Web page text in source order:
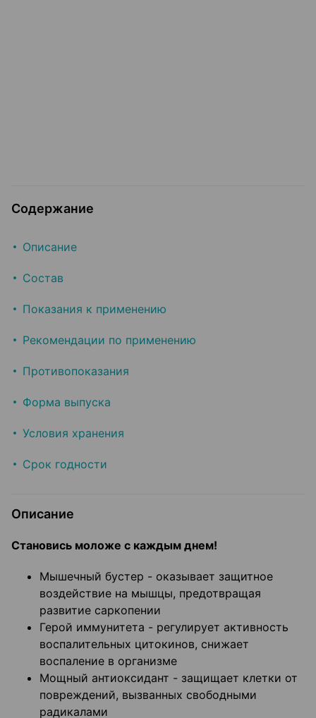
Содержание
Описание
Состав
Показания к применению
Рекомендации по применению
Противопоказания
Форма выпуска
Условия хранения
Срок годности
Описание
Становись моложе с каждым днем!
Мышечный бустер - оказывает защитное
воздействие на мышцы, предотвращая
развитие саркопении
Герой иммунитета - регулирует активность
воспалительных цитокинов, снижает
воспаление в организме
Мощный антиоксидант - защищает клетки от
повреждений, вызванных свободными
радикалами